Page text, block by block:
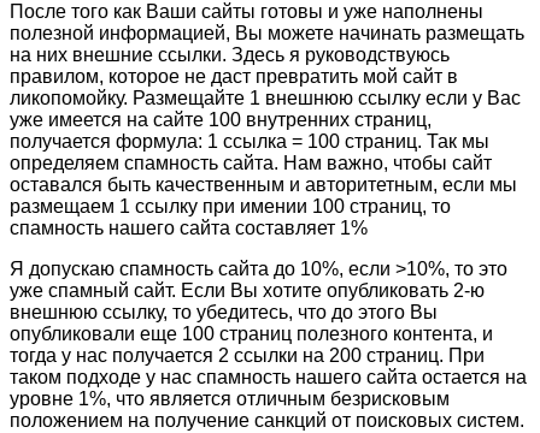
После того как Ваши сайты готовы и уже наполнены
полезной информацией, Вы можете начинать размещать
на них внешние ссылки. Здесь я руководствуюсь
правилом, которое не даст превратить мой сайт в
ликопомойку. Размещайте 1 внешнюю ссылку если у Вас
уже имеется на сайте 100 внутренних страниц,
получается формула: 1 ссылка = 100 страниц. Так мы
определяем спамность сайта. Нам важно, чтобы сайт
оставался быть качественным и авторитетным, если мы
размещаем 1 ссылку при имении 100 страниц, то
спамность нашего сайта составляет 1%
Я допускаю спамность сайта до 10%, если >10%, то это
уже спамный сайт. Если Вы хотите опубликовать 2-ю
внешнюю ссылку, то убедитесь, что до этого Вы
опубликовали еще 100 страниц полезного контента, и
тогда у нас получается 2 ссылки на 200 страниц. При
таком подходе у нас спамность нашего сайта остается на
уровне 1%, что является отличным безрисковым
положением на получение санкций от поисковых систем.